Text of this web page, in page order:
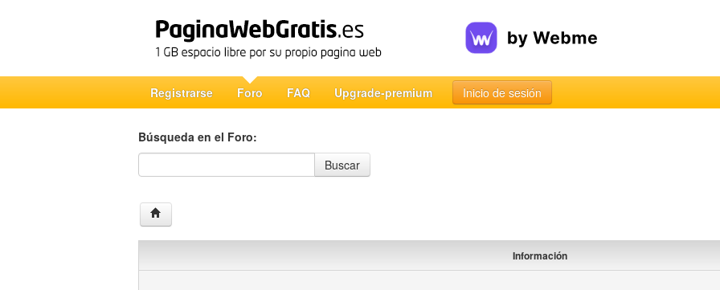
Registrarse Foro FAQ Upgrade-premium Inicio de sesión
Búsqueda en el Foro:
Búsqueda en el Foro
Buscar
Información